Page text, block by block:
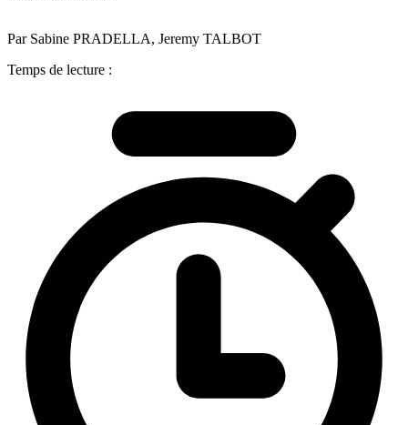
Par Sabine PRADELLA, Jeremy TALBOT
Temps de lecture :